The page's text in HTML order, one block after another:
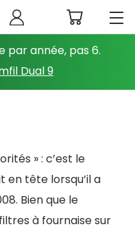
par année, pas 6.
Dual 9
» : c’est le
en tête lorsqu’il a
Bien que le
à fournaise sur